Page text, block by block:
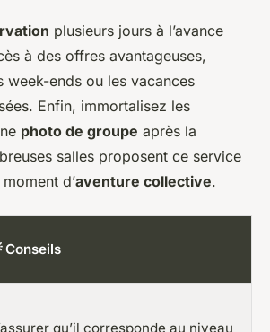
plusieurs jours à l’avance
à des offres avantageuses,
week-ends ou les vacances
Enfin, immortalisez les
photo de groupe après la
salles proposent ce service
d’aventure collective.
Conseils
qu’il corresponde au niveau